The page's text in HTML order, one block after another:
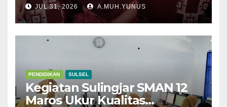
JUL 31, 2026 A.MUH.YUNUS
PENDIDIKAN SULSEL
Kegiatan Sulingjar SMAN 12
Maros Ukur Kualitas